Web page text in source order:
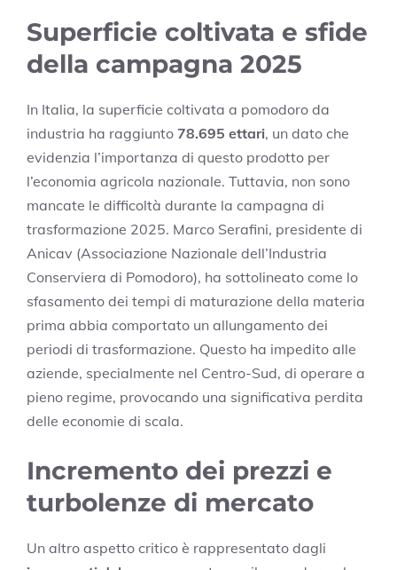
Superficie coltivata e sfide
della campagna 2025
In Italia, la superficie coltivata a pomodoro da
industria ha raggiunto 78.695 ettari, un dato che
evidenzia l’importanza di questo prodotto per
l’economia agricola nazionale. Tuttavia, non sono
mancate le difficoltà durante la campagna di
trasformazione 2025. Marco Serafini, presidente di
Anicav (Associazione Nazionale dell’Industria
Conserviera di Pomodoro), ha sottolineato come lo
sfasamento dei tempi di maturazione della materia
prima abbia comportato un allungamento dei
periodi di trasformazione. Questo ha impedito alle
aziende, specialmente nel Centro-Sud, di operare a
pieno regime, provocando una significativa perdita
delle economie di scala.
Incremento dei prezzi e
turbolenze di mercato
Un altro aspetto critico è rappresentato dagli